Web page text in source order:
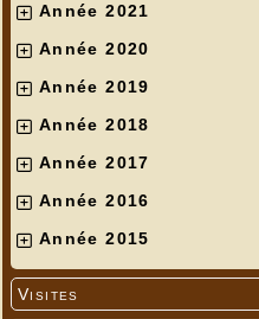
Année 2021
Année 2020
Année 2019
Année 2018
Année 2017
Année 2016
Année 2015
Visites